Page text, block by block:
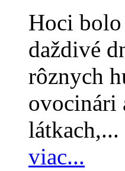
Hoci bolo
daždivé
rôznych
ovocinári
látkach,...
viac...